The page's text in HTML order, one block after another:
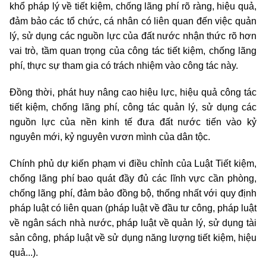
khổ pháp lý về tiết kiệm, chống lãng phí rõ ràng, hiệu quả,
đảm bảo các tổ chức, cá nhân có liên quan đến việc quản
lý, sử dụng các nguồn lực của đất nước nhận thức rõ hơn
vai trò, tầm quan trọng của công tác tiết kiệm, chống lãng
phí, thực sự tham gia có trách nhiệm vào công tác này.
Đồng thời, phát huy nâng cao hiệu lực, hiệu quả công tác
tiết kiệm, chống lãng phí, công tác quản lý, sử dụng các
nguồn lực của nền kinh tế đưa đất nước tiến vào kỷ
nguyên mới, kỷ nguyên vươn mình của dân tộc.
Chính phủ dự kiến phạm vi điều chỉnh của Luật Tiết kiệm,
chống lãng phí bao quát đầy đủ các lĩnh vực cần phòng,
chống lãng phí, đảm bảo đồng bộ, thống nhất với quy định
pháp luật có liên quan (pháp luật về đầu tư công, pháp luật
về ngân sách nhà nước, pháp luật về quản lý, sử dụng tài
sản công, pháp luật về sử dụng năng lượng tiết kiệm, hiệu
quả...).